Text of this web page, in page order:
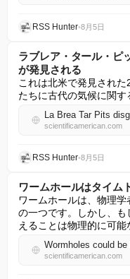
RSS Hunter•8月5日
ラブレア・タール・ピ
が発見される
これは北米で発見され
たちに古代の気候に関す
La Brea Tar Pits
scientificamerican.com
RSS Hunter•8月5日
ワームホールはタイム
ワームホールは、物理
の一つです。しかし、
えることは物理的に可能
Wormholes could
scientificamerican.com